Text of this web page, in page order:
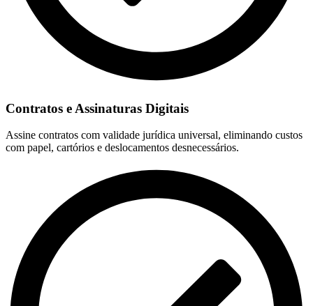
Contratos e Assinaturas Digitais
Assine contratos com validade jurídica universal, eliminando custos
com papel, cartórios e deslocamentos desnecessários.